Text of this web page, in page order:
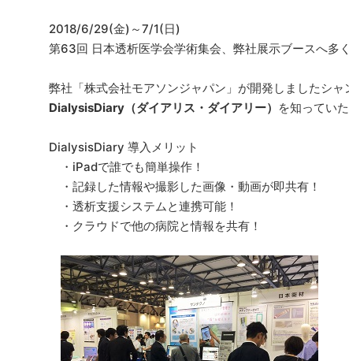
2018/6/29(金)～7/1(日)
第63回 日本透析医学会学術集会、弊社展示ブースへ多
弊社「株式会社モアソンジャパン」が開発しましたシャ
DialysisDiary（ダイアリス・ダイアリー） を知ってい
DialysisDiary 導入メリット
・iPadで誰でも簡単操作！
・記録した情報や撮影した画像・動画が即共有！
・透析支援システムと連携可能！
・クラウドで他の病院と情報を共有！